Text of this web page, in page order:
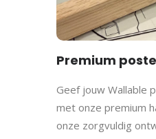
Premium
Geef jouw Wallable
met onze premium
onze zorgvuldig